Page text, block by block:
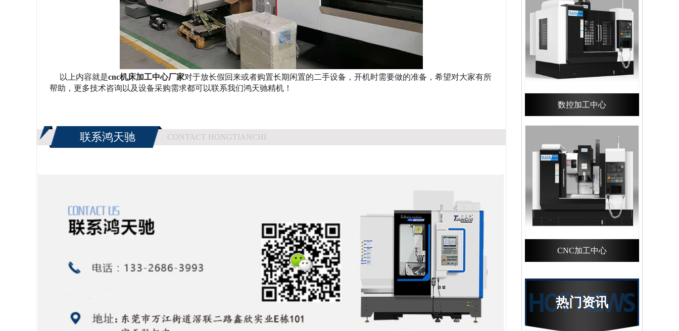
以上内容就是cnc机床加工中心厂家对于放长假回来或者购置长期闲置的二手设备，开机时需要做的准备，希望对大家有所
帮助， 更多技术咨询以及设备采购需求都可以联系我们鸿天驰精机 ！
联系鸿天驰 CONTACT HONGTIANCHI
数控加工中心
CNC加工中心
热门资讯